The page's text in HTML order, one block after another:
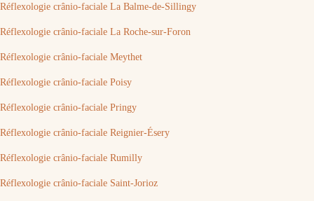
Réflexologie crânio-faciale La Balme-de-Sillingy
Réflexologie crânio-faciale La Roche-sur-Foron
Réflexologie crânio-faciale Meythet
Réflexologie crânio-faciale Poisy
Réflexologie crânio-faciale Pringy
Réflexologie crânio-faciale Reignier-Ésery
Réflexologie crânio-faciale Rumilly
Réflexologie crânio-faciale Saint-Jorioz